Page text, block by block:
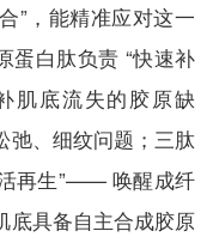
”，能精准应对这一
蛋白肽负责 “快速补
肌底流失的胶原缺
弛、细纹问题；三肽
再生”—— 唤醒成纤
底具备自主合成胶原